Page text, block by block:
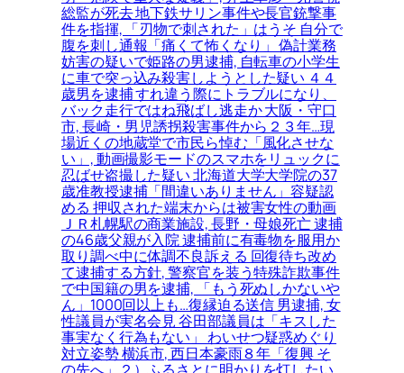
総監が死去 地下鉄サリン事件や長官銃撃事
件を指揮, 「刃物で刺された」はうそ 自分で
腹を刺し通報「痛くて怖くなり」 偽計業務
妨害の疑いで姫路の男逮捕, 自転車の小学生
に車で突っ込み殺害しようとした疑い ４４
歳男を逮捕 すれ違う際にトラブルになり、
バック走行ではね飛ばし逃走か 大阪・守口
市, 長崎・男児誘拐殺害事件から２３年…現
場近くの地蔵堂で市民ら悼む「風化させな
い」, 動画撮影モードのスマホをリュックに
忍ばせ盗撮した疑い 北海道大学大学院の37
歳准教授逮捕「間違いありません」容疑認
める 押収された端末からは被害女性の動画
ＪＲ札幌駅の商業施設, 長野・母娘死亡 逮捕
の46歳父親が入院 逮捕前に有毒物を服用か
取り調べ中に体調不良訴える 回復待ち改め
て逮捕する方針, 警察官を装う特殊詐欺事件
で中国籍の男を逮捕, 「もう死ぬしかないや
ん」1000回以上も…復縁迫る送信 男逮捕, 女
性議員が実名会見 谷田部議員は「キスした
事実なく行為もない」 わいせつ疑惑めぐり
対立姿勢 横浜市, 西日本豪雨８年「復興 そ